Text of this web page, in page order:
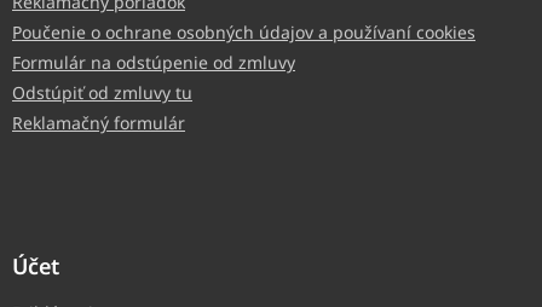
Poučenie o ochrane osobných údajov a používaní cookies
Formulár na odstúpenie od zmluvy
Odstúpiť od zmluvy tu
Reklamačný formulár
Účet